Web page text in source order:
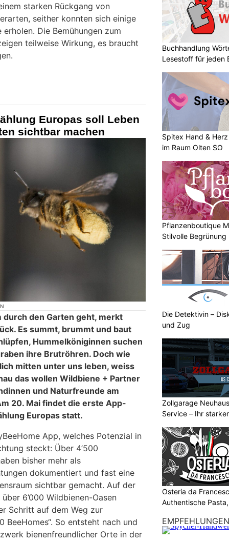
starken Rückgang von
seither konnten sich einige
Die Bemühungen zum
teilweise Wirkung, es braucht
Europas soll Leben
sichtbar machen
den Garten geht, merkt
Es summt, brummt und baut
Hummelköniginnen suchen
ihre Brutröhren. Doch wie
mitten unter uns leben, weiss
das wollen Wildbiene + Partner
und Naturfreunde am
20. Mai findet die erste App-
Europas statt.
App, welches Potenzial in
steckt: Über 4’500
bisher mehr als
dokumentiert und fast eine
sichtbar gemacht. Auf der
6’000 Wildbienen-Oasen
Schritt auf dem Weg zur
BeeHomes“. So entsteht nach und
bienenfreundlicher Orte in der
Buchhandlung
Lesestoff für jeden
Spitex Hand &
im Raum Olten SO
Pflanzenboutique
Stilvolle
Die Detektivin –
und Zug
Zollgarage
Service – Ihr
Osteria da
Authentische
EMPFEHLUNGEN